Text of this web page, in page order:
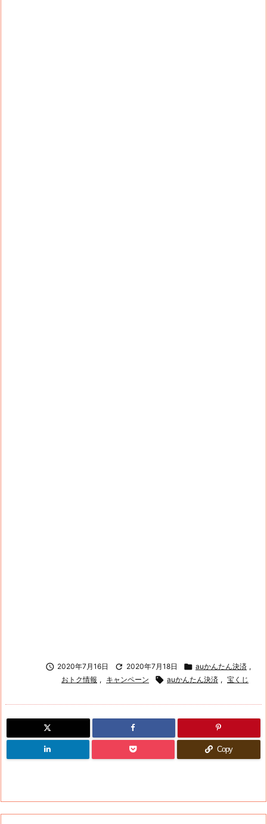
 2020年7月16日  2020年7月18日  auかんたん決済 ,
おトク情報 , キャンペーン  auかんたん決済 , 宝くじ
Copy